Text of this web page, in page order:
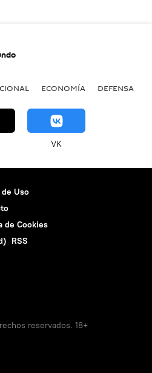
ECONOMÍA DEFENSA
VK
Uso
de Cookies
RSS
reservados. 18+